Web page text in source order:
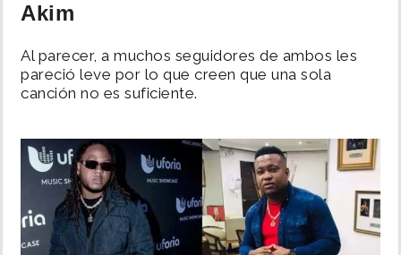
POLÍTICA
DEPORTES
MUNDO
Akim
Al parecer, a muchos seguidores de ambos les
pareció leve por lo que creen que una sola
canción no es suficiente.